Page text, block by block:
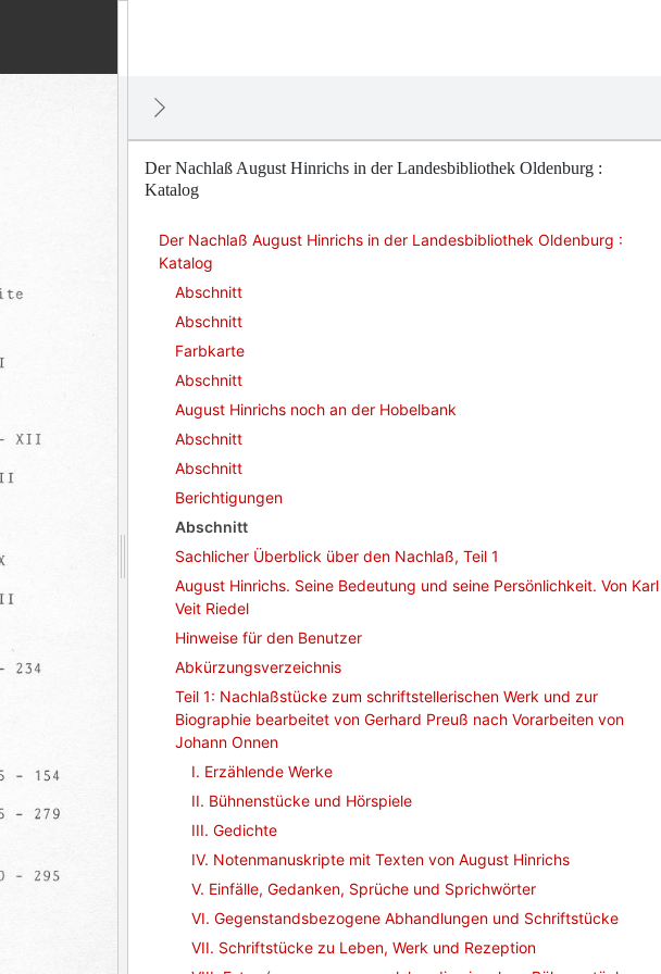
Der Nachlaß August Hinrichs in der Landesbibliothek Oldenburg :
Katalog
Der Nachlaß August Hinrichs in der Landesbibliothek Oldenburg :
Katalog
Abschnitt
Abschnitt
Farbkarte
Abschnitt
August Hinrichs noch an der Hobelbank
Abschnitt
Abschnitt
Berichtigungen
Abschnitt
Sachlicher Überblick über den Nachlaß, Teil 1
August Hinrichs. Seine Bedeutung und seine Persönlichkeit. Von Karl
Veit Riedel
Hinweise für den Benutzer
Abkürzungsverzeichnis
Teil 1: Nachlaßstücke zum schriftstellerischen Werk und zur
Biographie bearbeitet von Gerhard Preuß nach Vorarbeiten von
Johann Onnen
I. Erzählende Werke
II. Bühnenstücke und Hörspiele
III. Gedichte
IV. Notenmanuskripte mit Texten von August Hinrichs
V. Einfälle, Gedanken, Sprüche und Sprichwörter
VI. Gegenstandsbezogene Abhandlungen und Schriftstücke
VII. Schriftstücke zu Leben, Werk und Rezeption